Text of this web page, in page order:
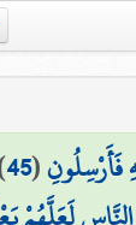
فَأَرْسِلُونِ(
45